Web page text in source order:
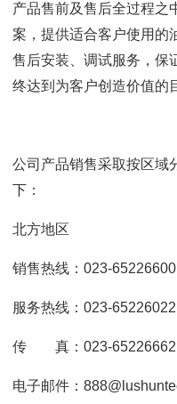
产品售前及售后全过程之
案，提供适合客户使用的
售后安装、调试服务，保
终达到为客户创造价值的
公司产品销售采取按区域
下：
北方地区
销售热线：023-
服务热线：023-65226022
传 真：023-65226662
电子邮件：